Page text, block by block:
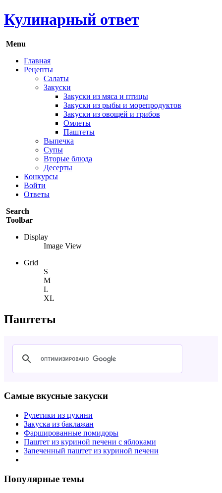
Кулинарный ответ
Menu
Главная
Рецепты
Салаты
Закуски
Закуски из мяса и птицы
Закуски из рыбы и морепродуктов
Закуски из овощей и грибов
Омлеты
Паштеты
Выпечка
Супы
Вторые блюда
Десерты
Конкурсы
Войти
Ответы
Search
Toolbar
Display
Image View
Grid
S
M
L
XL
Паштеты
Самые вкусные закуски
Рулетики из цукини
Закуска из баклажан
Фаршированные помидоры
Паштет из куриной печени с яблоками
Запеченный паштет из куриной печени
Популярные темы